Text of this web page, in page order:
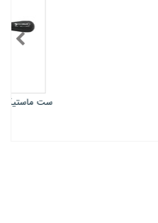
ماشین اشتال ویل